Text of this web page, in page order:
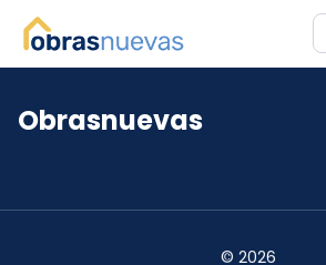
*
Obrasnuevas
© 2026